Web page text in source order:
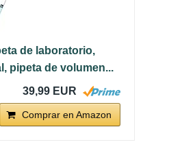
de laboratorio,
pipeta de volumen...
39,99 EUR
Comprar en Amazon